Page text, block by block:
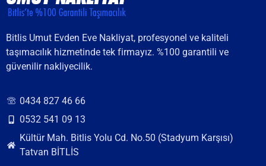
Bitlis Umut Evden Eve Nakliyat, profesyonel ve kaliteli
taşımacılık hizmetinde tek firmayız. %100 garantili ve
güvenilir nakliyecilik.
0434 827 46 66
0532 541 09 13
Kültür Mah. Bitlis Yolu Cd. No.50 (Stadyum Karşısı)
Tatvan BİTLİS